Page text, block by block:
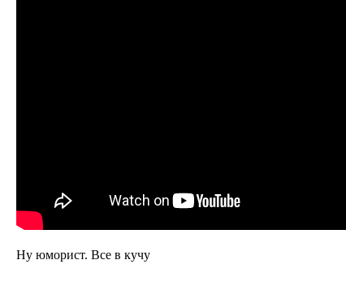
Ну юморист. Все в кучу